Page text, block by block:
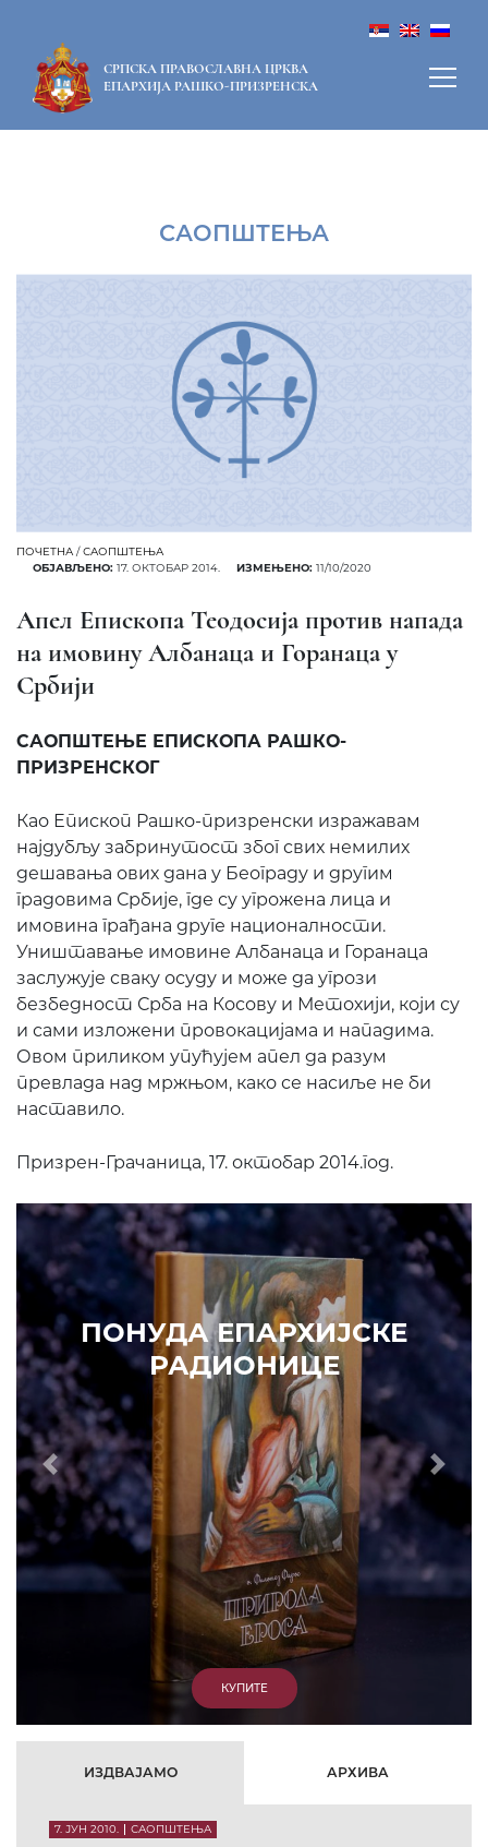
СРПСКА ПРАВОСЛАВНА ЦРКВА
ЕПАРХИЈА РАШКО-ПРИЗРЕНСКА
САОПШТЕЊА
ПОЧЕТНА /САОПШТЕЊА
ОБЈАВЉЕНО: 17. ОКТОБАР 2014. ИЗМЕЊЕНО: 11/10/2020
Апел Епископа Теодосија против напада
на имовину Албанаца и Горанаца у
Србији
САОПШТЕЊЕ ЕПИСКОПА РАШКО-
ПРИЗРЕНСКОГ
Као Епископ Рашко-призренски изражавам
најдубљу забринутост због свих немилих
дешавања ових дана у Београду и другим
градовима Србије, где су угрожена лица и
имовина грађана друге националности.
Уништавање имовине Албанаца и Горанаца
заслужује сваку осуду и може да угрози
безбедност Срба на Косову и Метохији, који су
и сами изложени провокацијама и нападима.
Овом приликом упућујем апел да разум
превлада над мржњом, како се насиље не би
наставило.
Призрен-Грачаница, 17. октобар 2014.год.
ПОНУДА ЕПАРХИЈСКЕ
РАДИОНИЦЕ
КУПИТЕ
Prethodni
ИЗДВАЈАМО АРХИВА
7. ЈУН 2010. САОПШТЕЊА